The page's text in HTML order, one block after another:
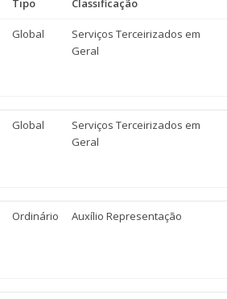
Tipo Classificação
Global
Serviços Terceirizados em
Geral
Global
Serviços Terceirizados em
Geral
Ordinário Auxílio Representação